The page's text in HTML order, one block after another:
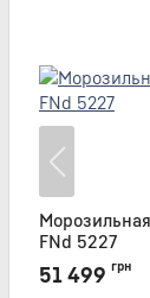
FNd 5227
Артикул:
51 499 грн